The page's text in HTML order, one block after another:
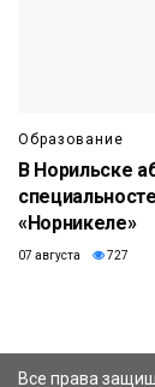
Образование
В Норильске
«Норникеле»
07 августа 727
Все права